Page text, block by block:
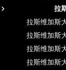
拉
拉斯维加斯
拉斯维加斯
拉斯维加斯
拉斯维加斯